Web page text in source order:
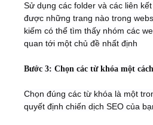
Sử dụng các folder và các liên
được những trang nào trong
kiếm có thể tìm thấy nhóm các
quan tới một chủ đề nhất định
Bước 3: Chọn các từ khóa một
Chọn đúng các từ khóa là một
quyết định chiến dịch SEO của